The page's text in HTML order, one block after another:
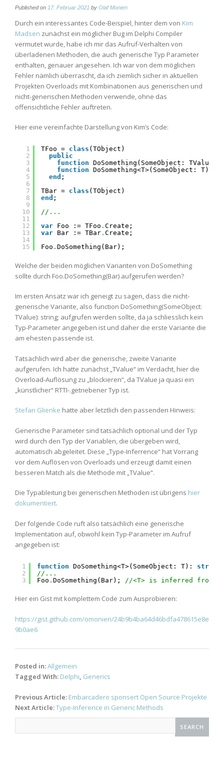
Published on 17. Februar 2021 by Olaf Monien
Durch ein interessantes Code-Beispiel, hinter dem von Kim
Madsen zunächst ein möglicher Bug im Delphi Compiler
vermutet wurde, habe ich mir das Aufruf-Verhalten von
überladenen Methoden, die auch generische Typ Parameter
enthalten, genauer angesehen. Ich war von dem möglichen
Fehler nämlich überrascht, da ich ziemlich sicher in aktuellen
Projekten Overloads mit Kombinationen aus generischen und
nicht-generischen Methoden verwende, ohne das
offensichtliche Fehler auftreten.
Hier eine vereinfachte Darstellung von Kim’s Code:
1
2
3
4
5
6
7
8
9
10
11
12
13
14
15
TFoo = class (TObject)
public
function DoSomething(SomeObject:
function DoSomething<T>(SomeObject: T):
end ;
TBar = class (TObject)
end ;
//...
var Foo := TFoo . Create;
var Bar := TBar . Create;
Foo . DoSomething(Bar);
Welche der beiden möglichen Varianten von DoSomething
sollte durch Foo.DoSomething(Bar) aufgerufen werden?
Im ersten Ansatz war ich geneigt zu sagen, dass die nicht-
generische Variante, also function DoSomething(SomeObject:
TValue): string; aufgrufen werden sollte, da ja schliesslich kein
Typ-Parameter angegeben ist und daher die erste Variante die
am ehesten passende ist.
Tatsächlich wird aber die generische, zweite Variante
aufgerufen. Ich hatte zunächst „TValue“ im Verdacht, hier die
Overload-Auflösung zu „blockieren“, da TValue ja quasi ein
„künstlicher“ RTTI-.getriebener Typ ist.
Stefan Glienke hatte aber letztlich den passenden Hinweis:
Generische Parameter sind tatsächlich optional und der Typ
wird durch den Typ der Variablen, die übergeben wird,
automatisch abgeleitet. Diese „Type-Inferrence“ hat Vorrang
vor dem Auflösen von Overloads und erzeugt damit einen
besseren Match als die Methode mit „TValue“.
Die Typableitung bei generischen Methoden ist übrigens hier
dokumentiert.
Der folgende Code ruft also tatsächlich eine generische
Implementation auf, obwohl kein Typ-Parameter im Aufruf
angegeben ist:
1
2
3
function DoSomething<T>(SomeObject: T): string
//...
Foo . DoSomething(Bar); //<T> is inferred from
Hier ein Gist mit komplettem Code zum Ausprobieren:
https://gist.github.com/omonien/24b9b4ba64d46bdfa478615e8e
9b0ae6
Posted in:Allgemein
Tagged With: Delphi, Generics
Post
navigation
Previous Article: Embarcadero sponsert Open Source Projekte
Next Article:Type-Inference in Generic Methods
for: